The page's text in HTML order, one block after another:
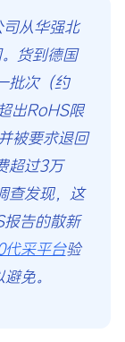
从华强北
货到德国
批次（约
出RoHS限
被要求退回
超过3万
查发现，这
告的散新
采平台验
免。